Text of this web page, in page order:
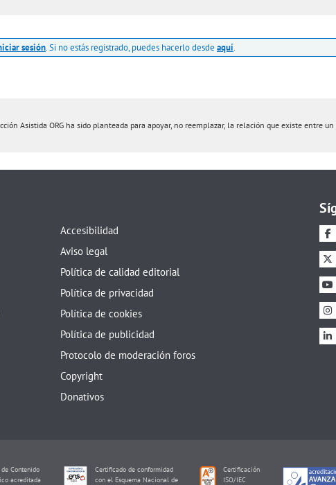
sesión. Si no estás registrado, puedes hacerlo desde aquí.
Asistida ORG ha sido planteada para apoyar, no reemplazar, la relación que existe entre
Accesibilidad
Aviso legal
Política de calidad editorial
Política de privacidad
Política de cookies
Política de publicidad
Protocolo de moderación foros
Copyright
Donativos
de Contenido
acreditada
Certificado de conformidad
con el Esquema Nacional de
Certificación
ISO/IEC